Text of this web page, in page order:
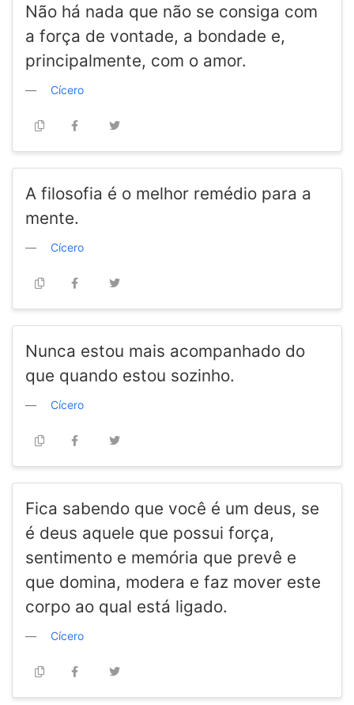
Não há nada que não se consiga com
a força de vontade, a bondade e,
principalmente, com o amor.
Cícero
A filosofia é o melhor remédio para a
mente.
Cícero
Nunca estou mais acompanhado do
que quando estou sozinho.
Cícero
Fica sabendo que você é um deus, se
é deus aquele que possui força,
sentimento e memória que prevê e
que domina, modera e faz mover este
corpo ao qual está ligado.
Cícero